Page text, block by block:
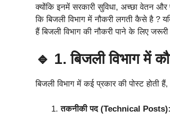
क्योंकि इनमें सरकारी सुविधा, अच्छा वेतन और
कि बिजली विभाग में नौकरी लगती कैसे है ?
हैं बिजली विभाग की नौकरी पाने के लिए
🔹 1. बिजली विभाग में
बिजली विभाग में कई प्रकार की पोस्ट होती
तकनीकी पद (Technical Posts):